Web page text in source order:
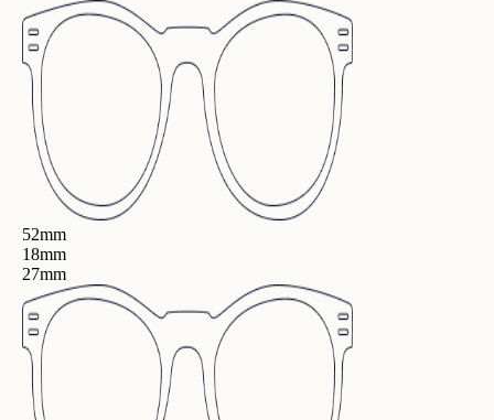
52mm
18mm
27mm